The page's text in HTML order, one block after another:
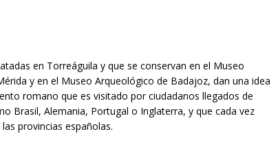
en Torreáguila y que se conservan en el Museo
y en el Museo Arqueológico de Badajoz, dan una idea
romano que es visitado por ciudadanos llegados de
Brasil, Alemania, Portugal o Inglaterra, y que cada vez
provincias españolas.